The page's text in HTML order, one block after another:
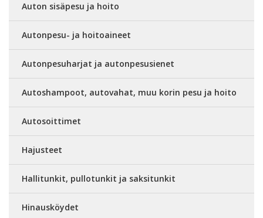
Auton sisäpesu ja hoito
Autonpesu- ja hoitoaineet
Autonpesuharjat ja autonpesusienet
Autoshampoot, autovahat, muu korin pesu ja hoito
Autosoittimet
Hajusteet
Hallitunkit, pullotunkit ja saksitunkit
Hinausköydet